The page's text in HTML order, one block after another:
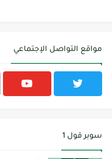
مواقع التواصل الإجتماعي
سوبر قول 1